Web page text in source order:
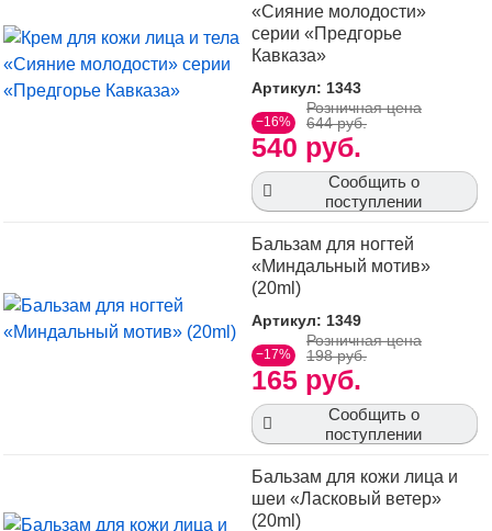
«Сияние молодости»
серии «Предгорье
Кавказа»
Артикул: 1343
−16%
540 руб.
Розничная цена
644 руб.
Сообщить о
поступлении
Бальзам для ногтей
«Миндальный мотив»
(20ml)
Артикул: 1349
−17%
165 руб.
Розничная цена
198 руб.
Сообщить о
поступлении
Бальзам для кожи лица и
шеи «Ласковый ветер»
(20ml)